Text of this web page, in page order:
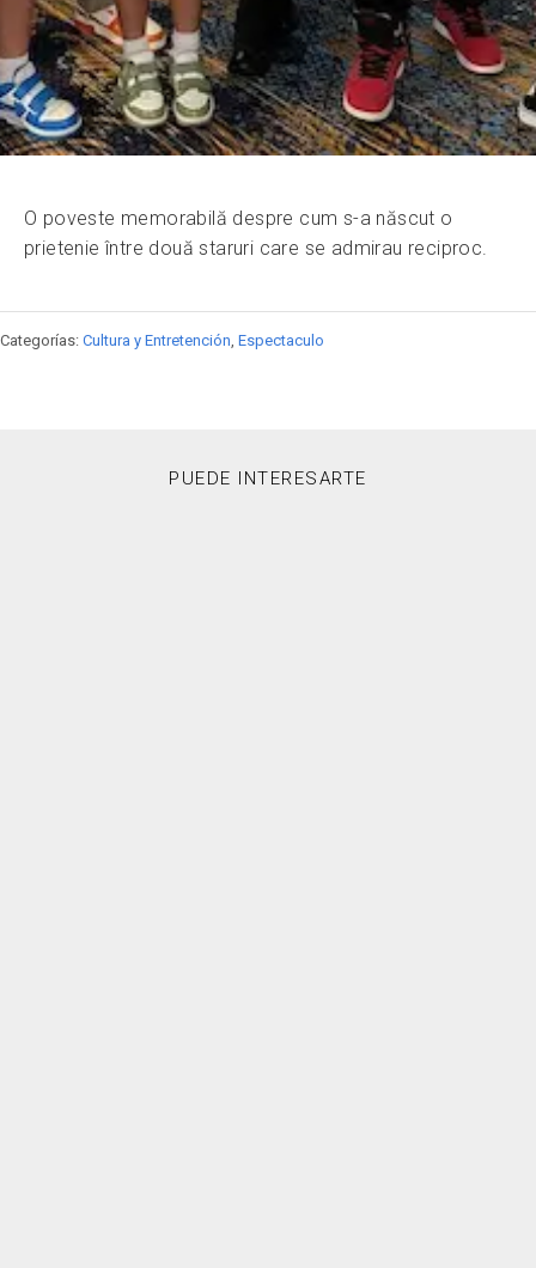
O poveste memorabilă despre cum s-a născut o
prietenie între două staruri care se admirau reciproc.
Categorías: Cultura y Entretención Espectaculo
PUEDE INTERESARTE